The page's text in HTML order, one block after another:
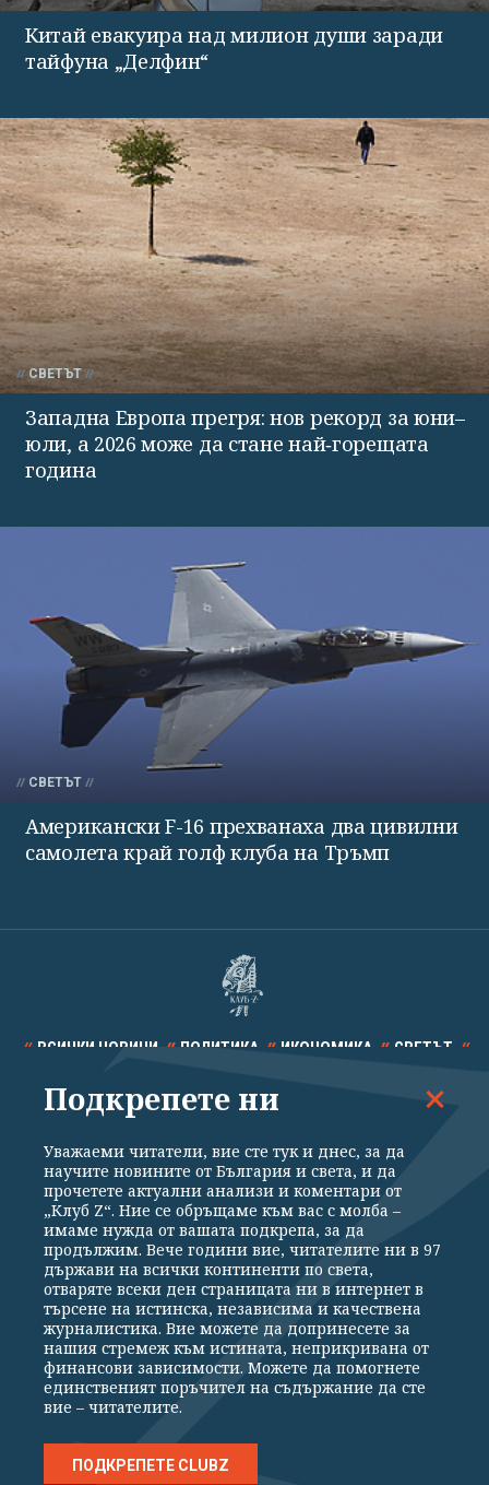
Китай евакуира над милион души заради
тайфуна „Делфин“
СВЕТЪТ
Западна Европа прегря: нов рекорд за юни–
юли, а 2026 може да стане най‑горещата
година
СВЕТЪТ
Американски F-16 прехванаха два цивилни
самолета край голф клуба на Тръмп
ВСИЧКИ НОВИНИ ПОЛИТИКА ИКОНОМИКА СВЕТЪТ
СПОРТ КУЛТУРА ТЕХНОЛОГИИ КАЛЕЙДОСКОП
Общи условия
Политика за поверителност
Реклама
Партньори Контакти
За Клуб Z
Екип
Подкрепете ни
Издател на www.clubz.bg е „Клуб Зебра Медия“ ЕООД, София, ул. "Алеко
Константинов" 3. Всички права запазени 2026 „Клуб Зебра Медия“
Препечатването на материали, снимки и видео от www.clubz.bg без
разрешение ще бъде преследвано по съдебен път, съгласно
ОБЩИТЕ УСЛОВИЯ
Подкрепете ни
Уважаеми читатели, вие сте тук и днес, за да
научите новините от България и света, и да
прочетете актуални анализи и коментари от
„Клуб Z“. Ние се обръщаме към вас с молба –
имаме нужда от вашата подкрепа, за да
продължим. Вече години вие, читателите ни в 97
държави на всички континенти по света,
отваряте всеки ден страницата ни в интернет в
търсене на истинска, независима и качествена
журналистика. Вие можете да допринесете за
нашия стремеж към истината, неприкривана от
финансови зависимости. Можете да помогнете
единственият поръчител на съдържание да сте
вие – читателите.
ПОДКРЕПЕТЕ CLUBZ